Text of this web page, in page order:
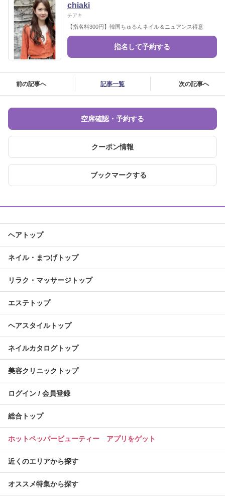
chiaki
チアキ
【指名料300円】韓国ちゅるんネイル＆ニュアンス得意
指名して予約する
前の記事へ 記事一覧 次の記事へ
空席確認・予約する
クーポン情報
ブックマークする
ヘアトップ
ネイル・まつげトップ
リラク・マッサージトップ
エステトップ
ヘアスタイルトップ
ネイルカタログトップ
美容クリニックトップ
ログイン / 会員登録
総合トップ
ホットペッパービューティー アプリをゲット
近くのエリアから探す
オススメ特集から探す